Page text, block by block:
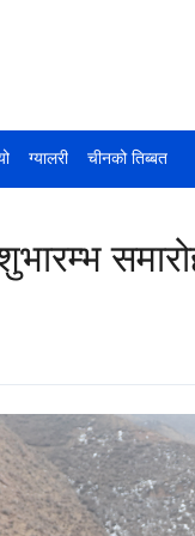
ग्यालरी चीनको तिब्बत